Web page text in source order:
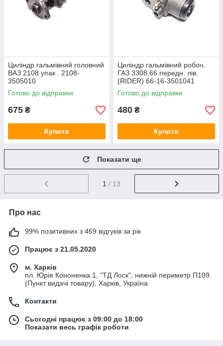
Циліндр гальмівний головний
ВАЗ 2108 упак . 2108-
3505010
Готово до відправки
675 ₴
Купити
Циліндр гальмівний робоч.
ГАЗ 3308,66 передн. лів.
(RIDER) 66-16-3501041
Готово до відправки
480 ₴
Купити
Показати ще
1 / 13
Про нас
99% позитивних з 469 відгуків за рік
Працює з 21.05.2020
м. Харків
пл. Юрія Кононенка 1, "ТД Лоск", нижній периметр П109.
(Пункт видачі товару), Харків, Україна
Контакти
Сьогодні працює з 09:00 до 18:00
Показати весь графік роботи